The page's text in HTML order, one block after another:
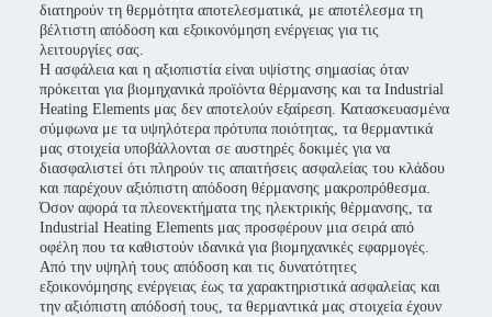
διατηρούν τη θερμότητα αποτελεσματικά, με αποτέλεσμα τη
βέλτιστη απόδοση και εξοικονόμηση ενέργειας για τις
λειτουργίες σας.
Η ασφάλεια και η αξιοπιστία είναι υψίστης σημασίας όταν
πρόκειται για βιομηχανικά προϊόντα θέρμανσης και τα Industrial
Heating Elements μας δεν αποτελούν εξαίρεση. Κατασκευασμένα
σύμφωνα με τα υψηλότερα πρότυπα ποιότητας, τα θερμαντικά
μας στοιχεία υποβάλλονται σε αυστηρές δοκιμές για να
διασφαλιστεί ότι πληρούν τις απαιτήσεις ασφαλείας του κλάδου
και παρέχουν αξιόπιστη απόδοση θέρμανσης μακροπρόθεσμα.
Όσον αφορά τα πλεονεκτήματα της ηλεκτρικής θέρμανσης, τα
Industrial Heating Elements μας προσφέρουν μια σειρά από
οφέλη που τα καθιστούν ιδανικά για βιομηχανικές εφαρμογές.
Από την υψηλή τους απόδοση και τις δυνατότητες
εξοικονόμησης ενέργειας έως τα χαρακτηριστικά ασφαλείας και
την αξιόπιστη απόδοσή τους, τα θερμαντικά μας στοιχεία έχουν